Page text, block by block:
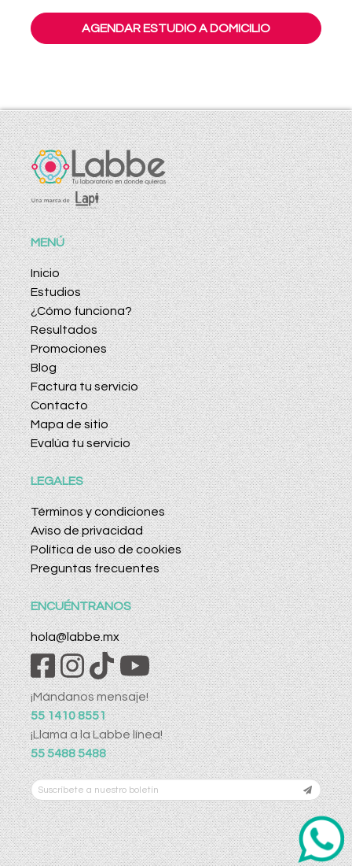
AGENDAR ESTUDIO A DOMICILIO
MENÚ
Inicio
Estudios
¿Cómo funciona?
Resultados
Promociones
Blog
Factura tu servicio
Contacto
Mapa de sitio
Evalúa tu servicio
LEGALES
Términos y condiciones
Aviso de privacidad
Política de uso de cookies
Preguntas frecuentes
ENCUÉNTRANOS
hola@labbe.mx
¡Mándanos mensaje!
55 1410 8551
¡Llama a la Labbe línea!
55 5488 5488